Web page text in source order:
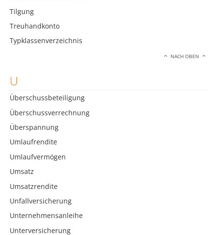
Tilgung
Treuhandkonto
Typklassenverzeichnis
NACH OBEN
U
Überschussbeteiligung
Überschussverrechnung
Überspannung
Umlaufrendite
Umlaufvermögen
Umsatz
Umsatzrendite
Unfallversicherung
Unternehmensanleihe
Unterversicherung